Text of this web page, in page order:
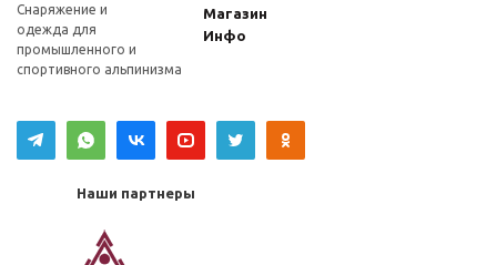
Снаряжение и
одежда для
промышленного и
спортивного альпинизма
Магазин
Инфо
Наши партнеры